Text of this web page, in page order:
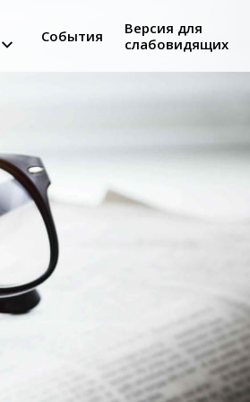
События
Версия для
слабовидящих